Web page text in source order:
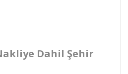
Dahil Şehir